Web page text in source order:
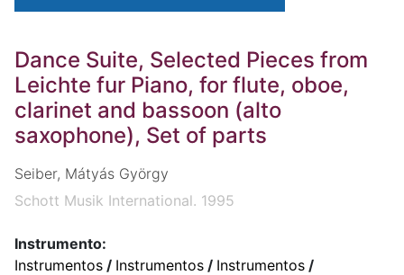
Dance Suite, Selected Pieces from
Leichte fur Piano, for flute, oboe,
clarinet and bassoon (alto
saxophone), Set of parts
Seiber, Mátyás György
Schott Musik International. 1995
Instrumento:
Instrumentos / Instrumentos / Instrumentos /